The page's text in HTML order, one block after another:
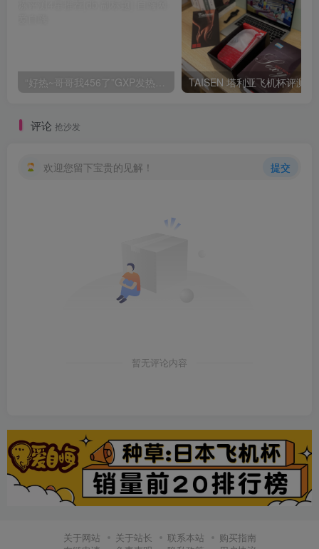
评论 抢沙发
欢迎您留下宝贵的见解！ 提交
暂无评论内容
关于网站 关于站长 联系本站
购买指南